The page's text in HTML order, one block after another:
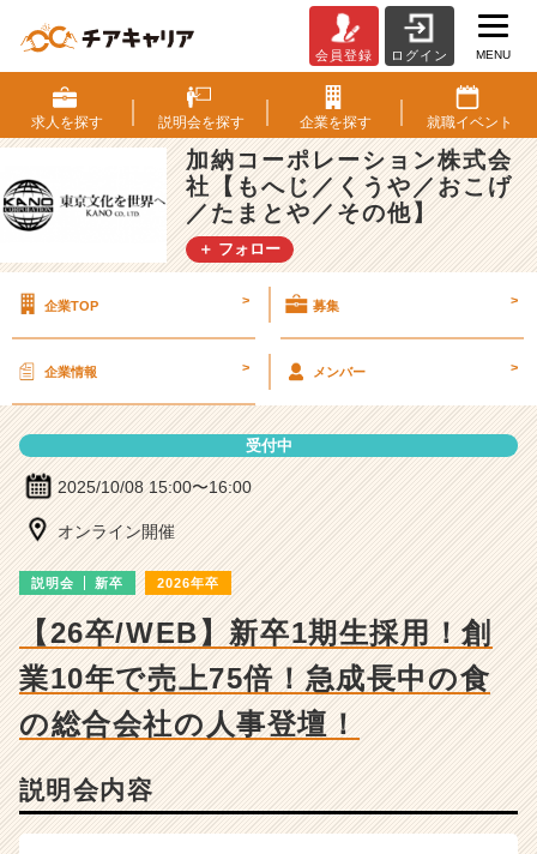
納
コ
ー
ポ
レ
ー
シ
ョ
式
／
や
／
お
こ
げ
／
た
ま
／
会員登録 ログイン MENU
求人を探す 説明会を探す 企業を探す 就職イベント
加納コーポレーション株式会
社【もへじ／くうや／おこげ
／たまとや／その他】
＋ フォロー
企業TOP > 募集 >
企業情報 > メンバー >
受付中
2025/10/08 15:00〜16:00
オンライン開催
説明会 新卒 2026年卒
【26卒/WEB】新卒1期生採用！創
業10年で売上75倍！急成長中の食
の総合会社の人事登壇！
説明会内容